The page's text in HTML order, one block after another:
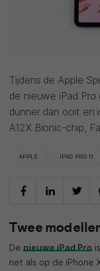
Tijdens de Apple
de nieuwe iPad
dunner dan ooit en
A12X Bionic-chip,
APPLE IPAD PRO 11
Twee
De nieuwe iPad Pro
net als op de iPhone